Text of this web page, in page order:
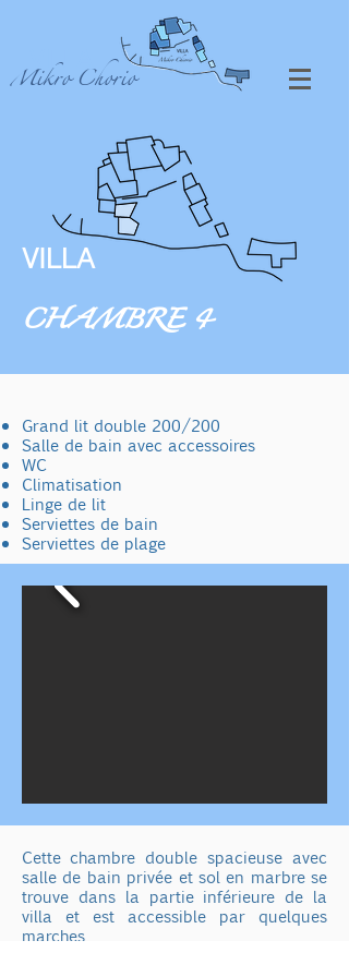
Mikro Chorio
VILLA
CHAMBRE 4
VILLA
Grand lit double 200/200
Salle de bain avec accessoires
WC
Climatisation
Linge de lit
Serviettes de bain
Serviettes de plage
Cette chambre double spacieuse avec
salle de bain privée et sol en marbre se
trouve dans la partie inférieure de la
villa et est accessible par quelques
marches.